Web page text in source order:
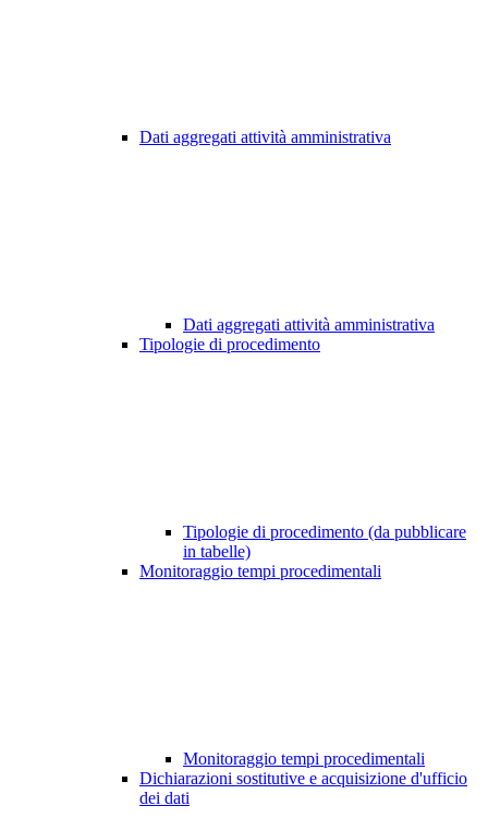
Dati aggregati attività amministrativa
Dati aggregati attività amministrativa
Tipologie di procedimento
Tipologie di procedimento (da pubblicare
in tabelle)
Monitoraggio tempi procedimentali
Monitoraggio tempi procedimentali
Dichiarazioni sostitutive e acquisizione d'ufficio
dei dati